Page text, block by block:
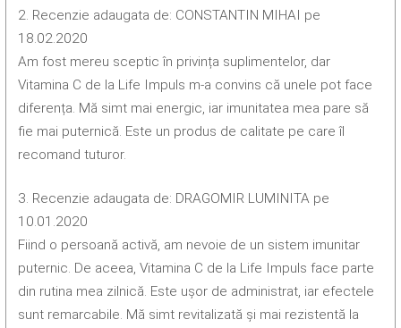
2. Recenzie adaugata de: CONSTANTIN MIHAI pe
18.02.2020
Am fost mereu sceptic în privința suplimentelor, dar
Vitamina C de la Life Impuls m-a convins că unele pot face
diferența. Mă simt mai energic, iar imunitatea mea pare să
fie mai puternică. Este un produs de calitate pe care îl
recomand tuturor.
3. Recenzie adaugata de: DRAGOMIR LUMINITA pe
10.01.2020
Fiind o persoană activă, am nevoie de un sistem imunitar
puternic. De aceea, Vitamina C de la Life Impuls face parte
din rutina mea zilnică. Este ușor de administrat, iar efectele
sunt remarcabile. Mă simt revitalizată și mai rezistentă la